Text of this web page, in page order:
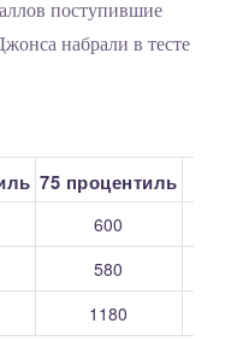
поступившие
набрали в тесте
75 процентиль
600
580
1180